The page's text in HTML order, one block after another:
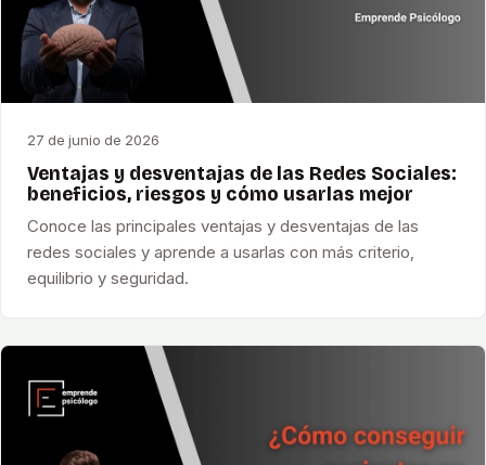
27 de junio de 2026
Ventajas y desventajas de las Redes Sociales:
beneficios, riesgos y cómo usarlas mejor
Conoce las principales ventajas y desventajas de las
redes sociales y aprende a usarlas con más criterio,
equilibrio y seguridad.